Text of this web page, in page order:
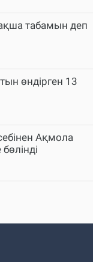
табамын деп
өндірген 13
Ақмола